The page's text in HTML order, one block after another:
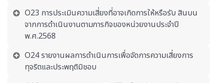
O23 การประเมินความเสี่ยงที่อาจเกิดการให้หรือรับ สินบน
จากการดำเนินงานตามภารกิจของหน่วยงานประจำปี
พ.ศ.2568
O24 รายงานผลการดำเนินการเพื่อจัดการความเสี่ยงการ
ทุจริตและประพฤติมิชอบ